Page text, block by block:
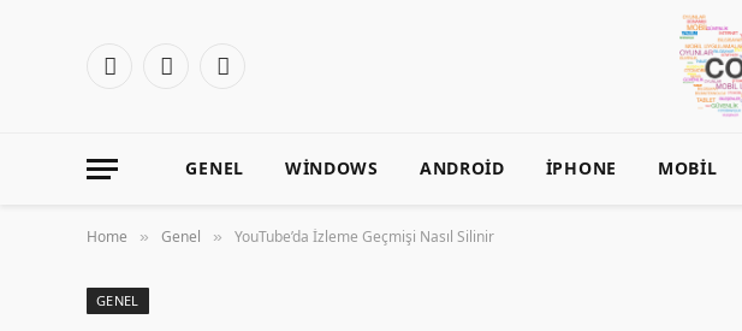
Facebook
X
Instagram
GENEL WINDOWS ANDROID İPHONE MOBIL
Home » Genel » YouTube’da İzleme Geçmişi Nasıl Silinir
GENEL